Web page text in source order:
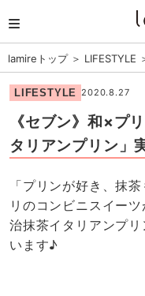
lamireトップ＞ LIFESTYLE
LIFESTYLE 2020.8.27
《セブン》和×プ
タリアンプリン」
「プリンが好き、抹
リのコンビニスイー
治抹茶イタリアンプ
います♪